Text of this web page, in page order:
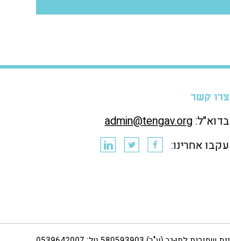
צרו קשר
בדוא"ל:admin@tengav.org
עקבו אחרינו: